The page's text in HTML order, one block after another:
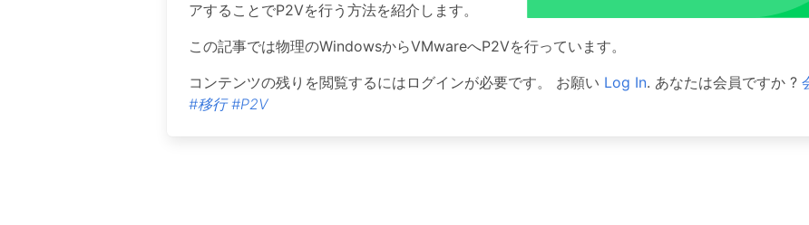
アすることでP2Vを行う方法を紹介します。
この記事では物理のWindowsからVMwareへP2Vを行っています。
コンテンツの残りを閲覧するにはログインが必要です。 お願い Log In. あなたは会員ですか ?
#移行 #P2V